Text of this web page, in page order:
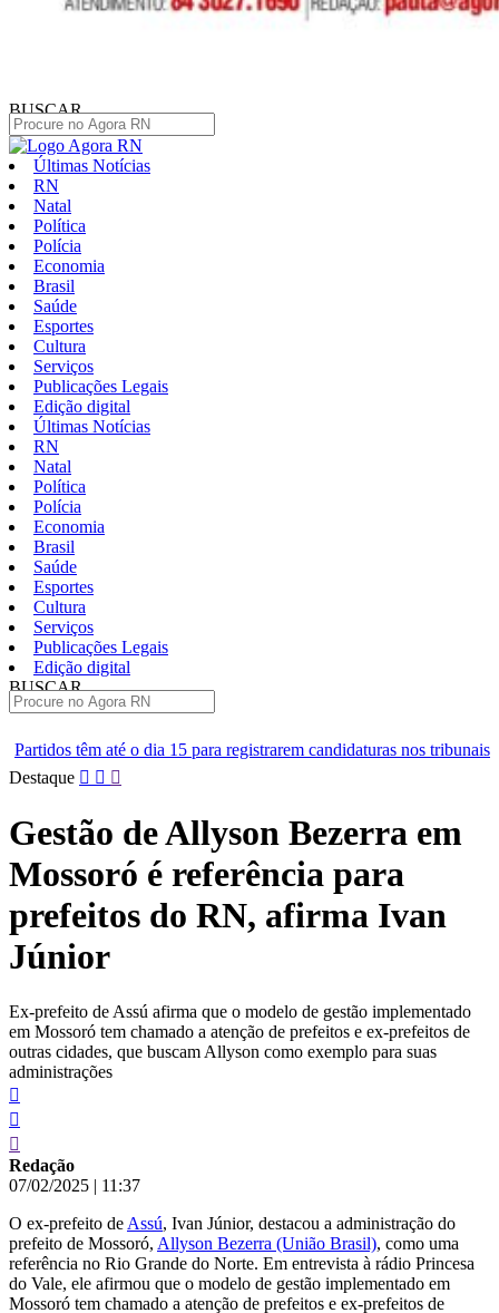
BUSCAR
Últimas Notícias
RN
Natal
Política
Polícia
Economia
Brasil
Saúde
Esportes
Cultura
Serviços
Publicações Legais
Edição digital
Últimas Notícias
RN
Natal
Política
Polícia
Economia
Brasil
Saúde
Esportes
Cultura
Serviços
Publicações Legais
Edição digital
BUSCAR
15 para registrarem candidaturas nos tribunais
Senai RN abre
Pular
conteúdo
Destaque
Gestão de Allyson Bezerra em
Mossoró é referência para
prefeitos do RN, afirma Ivan
Júnior
Ex-prefeito de Assú afirma que o modelo de gestão implementado
em Mossoró tem chamado a atenção de prefeitos e ex-prefeitos de
outras cidades, que buscam Allyson como exemplo para suas
administrações
Redação
07/02/2025 | 11:37
O ex-prefeito de Assú, Ivan Júnior, destacou a administração do
prefeito de Mossoró, Allyson Bezerra (União Brasil), como uma
referência no Rio Grande do Norte. Em entrevista à rádio Princesa
do Vale, ele afirmou que o modelo de gestão implementado em
Mossoró tem chamado a atenção de prefeitos e ex-prefeitos de